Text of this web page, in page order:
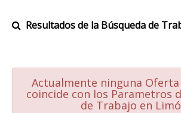
Resultados de la Búsqueda de
Actualmente ninguna Oferta
coincide con los Parametros
de Trabajo en